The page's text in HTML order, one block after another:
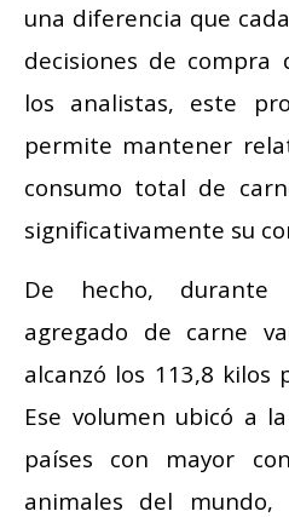
una diferencia que
decisiones de compra
los analistas, este
permite mantener
consumo total de
significativamente su
De hecho, durante
agregado de carne
alcanzó los 113,8
Ese volumen ubicó a
países con mayor
animales del